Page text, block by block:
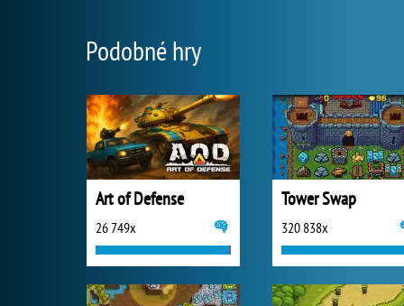
Podobné hry
Art of Defense
26 749x
Tower Swap
320 838x